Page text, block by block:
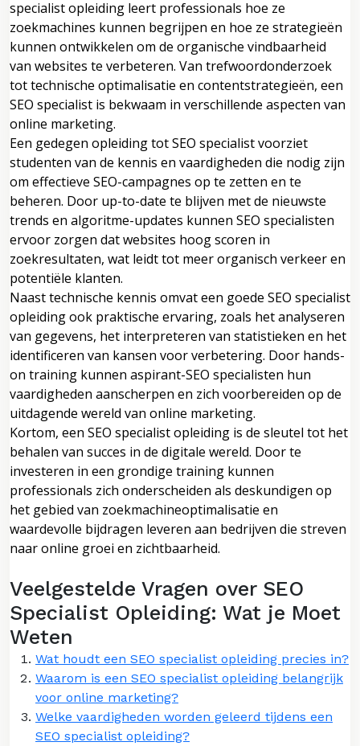
specialist opleiding leert professionals hoe ze
zoekmachines kunnen begrijpen en hoe ze strategieën
kunnen ontwikkelen om de organische vindbaarheid
van websites te verbeteren. Van trefwoordonderzoek
tot technische optimalisatie en contentstrategieën, een
SEO specialist is bekwaam in verschillende aspecten van
online marketing.
Een gedegen opleiding tot SEO specialist voorziet
studenten van de kennis en vaardigheden die nodig zijn
om effectieve SEO-campagnes op te zetten en te
beheren. Door up-to-date te blijven met de nieuwste
trends en algoritme-updates kunnen SEO specialisten
ervoor zorgen dat websites hoog scoren in
zoekresultaten, wat leidt tot meer organisch verkeer en
potentiële klanten.
Naast technische kennis omvat een goede SEO specialist
opleiding ook praktische ervaring, zoals het analyseren
van gegevens, het interpreteren van statistieken en het
identificeren van kansen voor verbetering. Door hands-
on training kunnen aspirant-SEO specialisten hun
vaardigheden aanscherpen en zich voorbereiden op de
uitdagende wereld van online marketing.
Kortom, een SEO specialist opleiding is de sleutel tot het
behalen van succes in de digitale wereld. Door te
investeren in een grondige training kunnen
professionals zich onderscheiden als deskundigen op
het gebied van zoekmachineoptimalisatie en
waardevolle bijdragen leveren aan bedrijven die streven
naar online groei en zichtbaarheid.
Veelgestelde Vragen over SEO
Specialist Opleiding: Wat je Moet
Weten
Wat houdt een SEO specialist opleiding precies in?
Waarom is een SEO specialist opleiding belangrijk
voor online marketing?
Welke vaardigheden worden geleerd tijdens een
SEO specialist opleiding?